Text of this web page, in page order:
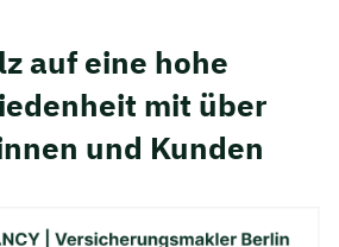
auf eine hohe
mit über
und Kunden